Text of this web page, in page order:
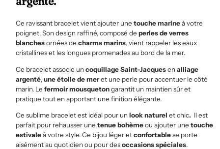
Ce ravissant bracelet vient ajouter une touche marineà votre
poignet. Son design raffiné, composé de perles de verres
blanchesornées de charms marins, vient rappeler les eaux
cristallines et les longues promenades au bord de la mer.
Ce bracelet associe un coquillage Saint-Jacquesen alliage
argenté,une étoile de meret une perle pour accentuer le côté
marin. Le fermoir mousquetongarantit un maintien sûr et
pratique tout en apportant une finition élégante.
Ce sublime bracelet est idéal pour un look naturel et chic. Il est
parfait pour rehausser une tenue bohèmeou ajouter une touche
estivaleà votre style. Ce bijou léger etconfortablese porte
aisément au quotidien ou pour desoccasions spéciales.